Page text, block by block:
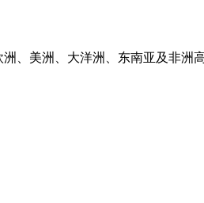
、美洲、大洋洲、东南亚及非洲高